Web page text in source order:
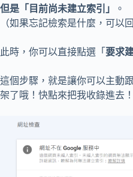
但是「目前尚未建立索引」
。
（如果忘記檢索是什麼，可以
此時，你可以直接點選「 要求
這個步驟，就是讓你可以主動
架了哦！快點來把我收錄進去！